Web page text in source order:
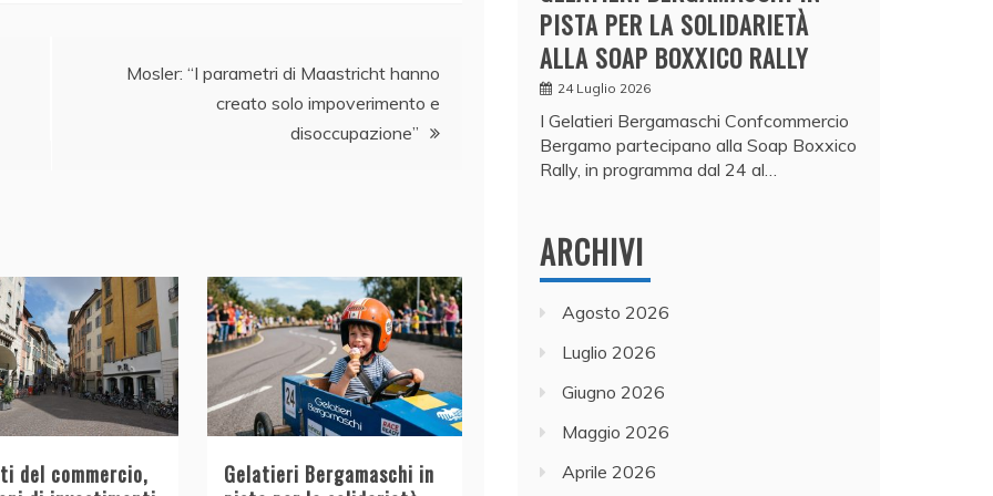
Mosler: “I parametri di Maastricht hanno
creato solo impoverimento e
disoccupazione”
del commercio,
Gelatieri Bergamaschi in
PISTA PER LA SOLIDARIETÀ
ALLA SOAP BOXXICO RALLY
24 Luglio 2026
I Gelatieri Bergamaschi Confcommercio
Bergamo partecipano alla Soap Boxxico
Rally, in programma dal 24 al…
ARCHIVI
Agosto 2026
Luglio 2026
Giugno 2026
Maggio 2026
Aprile 2026